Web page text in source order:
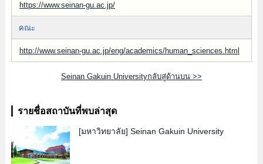
https://www.seinan-gu.ac.jp/
คณะ
http://www.seinan-gu.ac.jp/eng/academics/human_sciences.html
Seinan Gakuin Universityกลับสู่ด้านบน >>
รายชื่อสถาบันที่พบล่าสุด
[มหาวิทยาลัย] Seinan Gakuin University